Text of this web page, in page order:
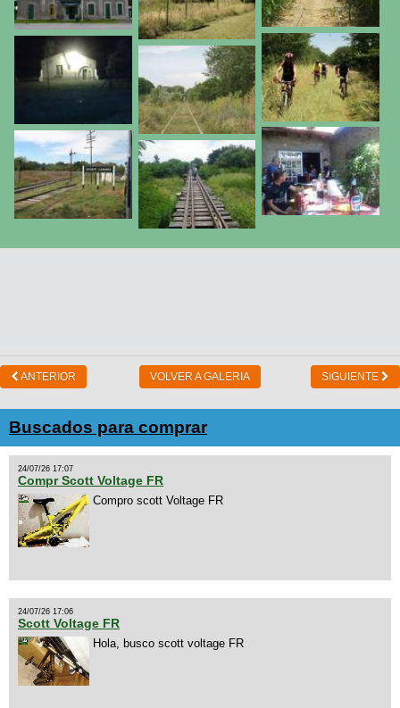
ANTERIOR VOLVER A GALERIA SIGUIENTE
Buscados para comprar
24/07/26 17:07
Compr Scott Voltage FR
Compro scott Voltage FR
24/07/26 17:06
Scott Voltage FR
Hola, busco scott voltage FR